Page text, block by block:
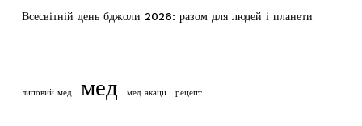
Всесвітній день бджоли 2026: разом для людей і планети
липовий мед мед мед акації рецепт